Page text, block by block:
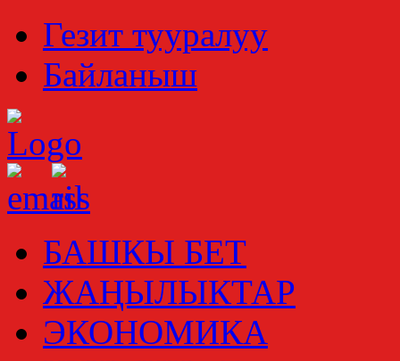
Гезит тууралуу
Байланыш
БАШКЫ БЕТ
ЖАҢЫЛЫКТАР
ЭКОНОМИКА